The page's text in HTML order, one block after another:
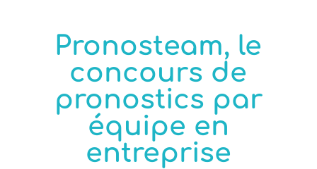
Pronosteam, le
concours de
pronostics par
équipe en
entreprise